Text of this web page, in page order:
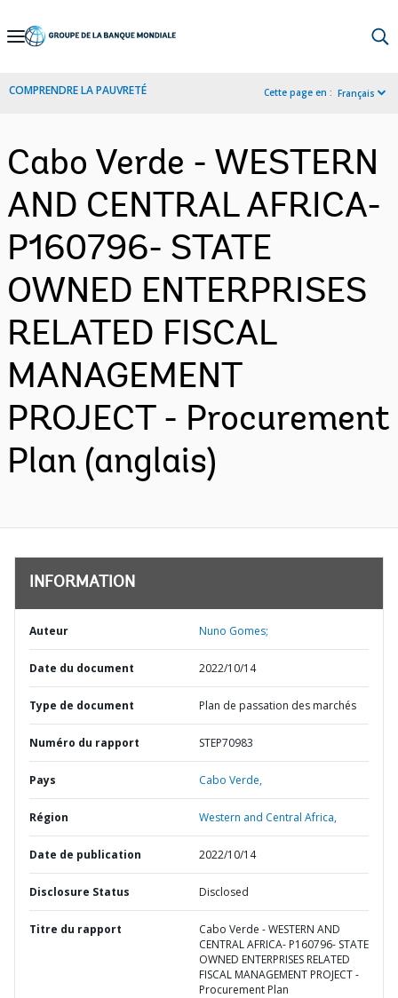
Skip
Navigation
COMPRENDRE LA PAUVRETÉ Cette page en : Français
Cabo Verde - WESTERN
AND CENTRAL AFRICA-
P160796- STATE
OWNED ENTERPRISES
RELATED FISCAL
MANAGEMENT
PROJECT - Procurement
Plan (anglais)
INFORMATION
Auteur Nuno Gomes;
Date du document 2022/10/14
Type de document Plan de passation des marchés
Numéro du rapport STEP70983
Pays Cabo Verde,
Région Western and Central Africa,
Date de publication 2022/10/14
Disclosure Status Disclosed
Titre du rapport
Cabo Verde - WESTERN AND
CENTRAL AFRICA- P160796- STATE
OWNED ENTERPRISES RELATED
FISCAL MANAGEMENT PROJECT -
Procurement Plan